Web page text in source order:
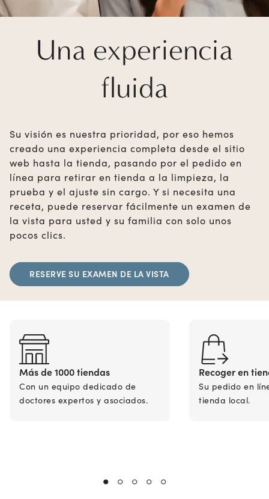
Una experiencia
fluida
Su visión es nuestra prioridad, por eso hemos
creado una experiencia completa desde el sitio
web hasta la tienda, pasando por el pedido en
línea para retirar en tienda a la limpieza, la
prueba y el ajuste sin cargo. Y si necesita una
receta, puede reservar fácilmente un examen de
la vista para usted y su familia con solo unos
pocos clics.
RESERVE SU EXAMEN DE LA VISTA
Más de 1000 tiendas
Con un equipo dedicado de
doctores expertos y asociados.
Recoger en
Su pedido en
tienda local.